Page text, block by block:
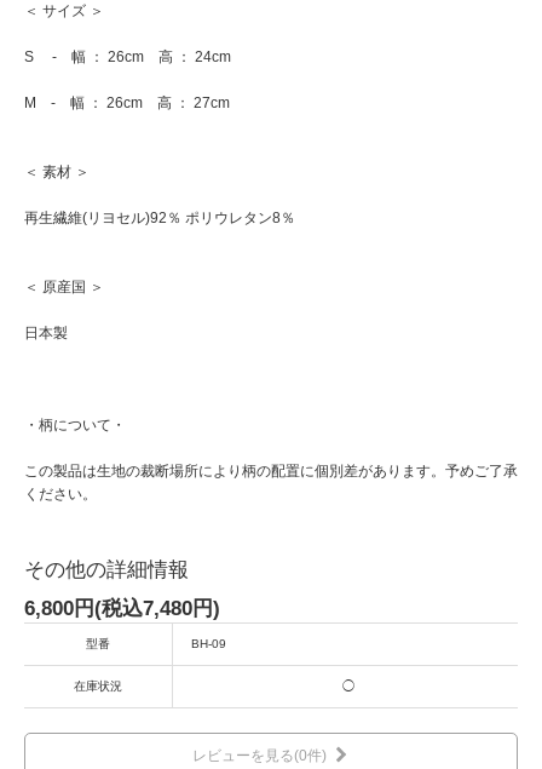
＜ サイズ ＞
S - 幅 ： 26cm 高 ： 24cm
M - 幅 ： 26cm 高 ： 27cm
＜ 素材 ＞
再生繊維(リヨセル)92％ ポリウレタン8％
＜ 原産国 ＞
日本製
・柄について・
この製品は生地の裁断場所により柄の配置に個別差があります。予めご了承
ください。
その他の詳細情報
6,800円(税込7,480円)
型番 BH-09
在庫状況 ◯
レビューを見る(0件)